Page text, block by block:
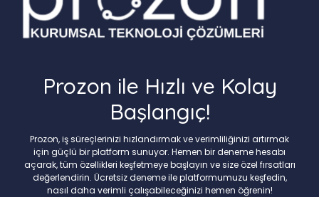
Prozon ile Hızlı ve Kolay
Başlangıç!
Prozon, iş süreçlerinizi hızlandırmak ve verimliliğinizi artırmak
için güçlü bir platform sunuyor. Hemen bir deneme hesabı
açarak, tüm özellikleri keşfetmeye başlayın ve size özel fırsatları
değerlendirin. Ücretsiz deneme ile platformumuzu keşfedin,
nasıl daha verimli çalışabileceğinizi hemen öğrenin!